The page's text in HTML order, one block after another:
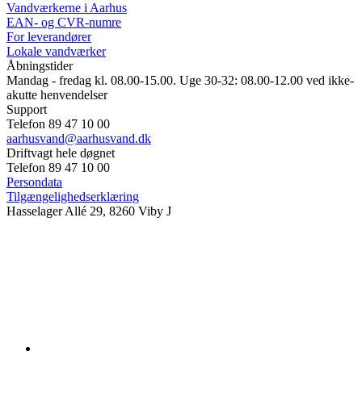
Vandværkerne i Aarhus
EAN- og CVR-numre
For leverandører
Lokale vandværker
Åbningstider
Mandag - fredag kl. 08.00-15.00. Uge 30-32: 08.00-12.00 ved ikke-
akutte henvendelser
Support
Telefon 89 47 10 00
aarhusvand@aarhusvand.dk
Driftvagt hele døgnet
Telefon 89 47 10 00
Persondata
Tilgængelighedserklæring
Hasselager Allé 29, 8260 Viby J